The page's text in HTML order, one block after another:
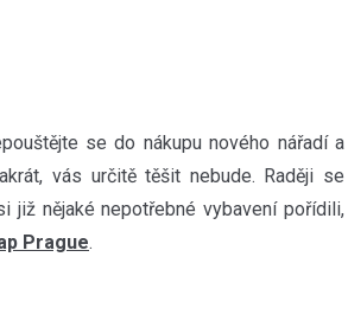
se do nákupu nového nářadí a
vás určitě těšit nebude. Raději se
již nějaké nepotřebné vybavení pořídili,
Prague.